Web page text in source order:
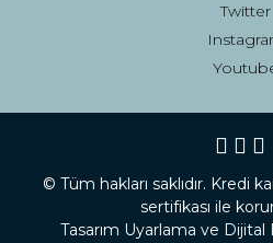
Twitter
© Tüm hakları saklıdır. Kredi
sertifikası ile
Tasarım Uyarlama ve Dijital